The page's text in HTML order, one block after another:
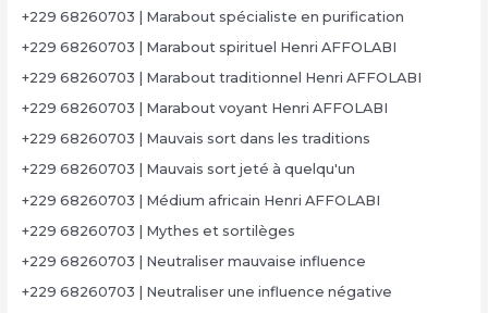
+229 68260703 | Marabout spécialiste en purification
+229 68260703 | Marabout spirituel Henri AFFOLABI
+229 68260703 | Marabout traditionnel Henri AFFOLABI
+229 68260703 | Marabout voyant Henri AFFOLABI
+229 68260703 | Mauvais sort dans les traditions
+229 68260703 | Mauvais sort jeté à quelqu'un
+229 68260703 | Médium africain Henri AFFOLABI
+229 68260703 | Mythes et sortilèges
+229 68260703 | Neutraliser mauvaise influence
+229 68260703 | Neutraliser une influence négative